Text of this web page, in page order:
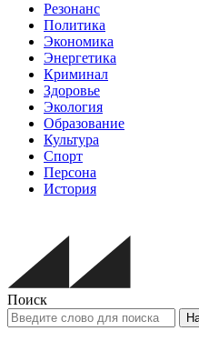
Резонанс
Политика
Экономика
Энергетика
Криминал
Здоровье
Экология
Образование
Культура
Спорт
Персона
История
Поиск